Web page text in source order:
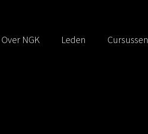
Over NGK Leden Cursussen